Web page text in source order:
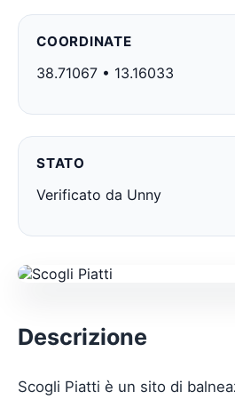
COORDINATE
38.71067 • 13.16033
STATO
Verificato da Unny
Descrizione
Scogli Piatti è un sito di